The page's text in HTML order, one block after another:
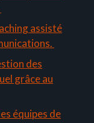
assisté
des
grâce au
équipes de